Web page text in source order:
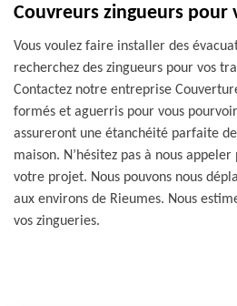
Couvreurs zingueurs pour
Vous voulez faire installer des
recherchez des zingueurs pour vos
Contactez notre entreprise
formés et aguerris pour vous
assureront une étanchéité parfaite
maison. N’hésitez pas à nous
votre projet. Nous pouvons nous
aux environs de Rieumes. Nous
vos zingueries.